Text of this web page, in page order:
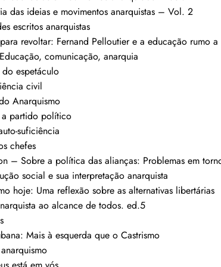
das ideias e movimentos anarquistas – Vol. 2
escritos anarquistas
revoltar: Fernand Pelloutier e a educação rumo
comunicação, anarquia
espetáculo
civil
Anarquismo
a partido político
suficiência
chefes
– Sobre a política das alianças: Problemas em
social e sua interpretação anarquista
hoje: Uma reflexão sobre as alternativas libertárias
ao alcance de todos. ed.5
Mais à esquerda que o Castrismo